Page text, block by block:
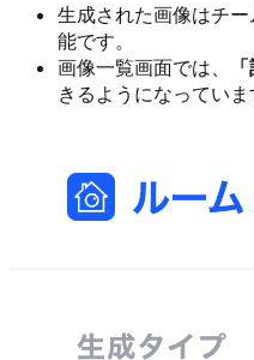
生成された画像はチ
能です。
画像一覧画面では、
きるようになっていま